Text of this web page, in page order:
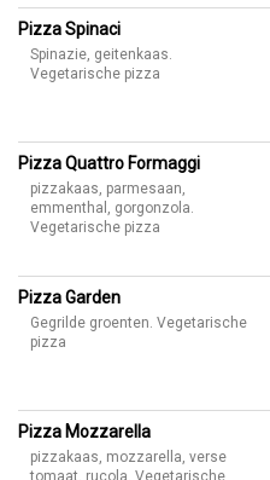
Pizza Spinaci
Spinazie, geitenkaas.
Vegetarische pizza
Pizza Quattro Formaggi
pizzakaas, parmesaan,
emmenthal, gorgonzola.
Vegetarische pizza
Pizza Garden
Gegrilde groenten. Vegetarische
pizza
Pizza Mozzarella
pizzakaas, mozzarella, verse
tomaat, rucola. Vegetarische